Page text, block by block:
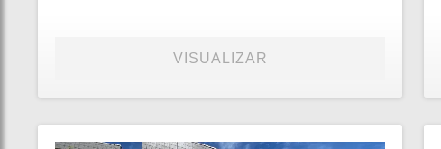
VISUALIZAR